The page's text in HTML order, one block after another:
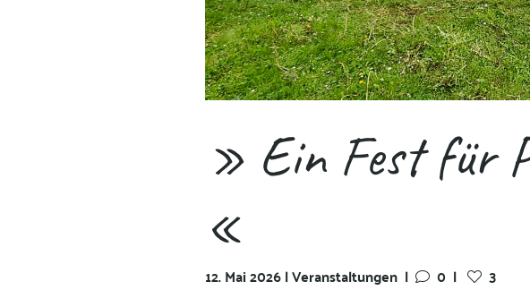
» Ein Fest für
«
12. Mai 2026 | Veranstaltungen | 0 | 3